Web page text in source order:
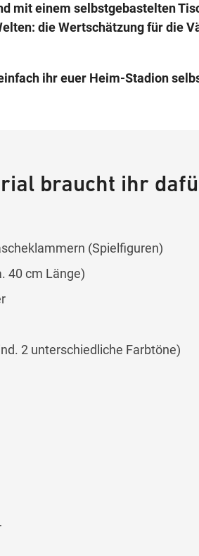
mit einem selbstgebastelten
die Wertschätzung für die
ihr euer Heim-Stadion
braucht ihr
(Spielfiguren)
40 cm Länge)
2 unterschiedliche Farbtöne)